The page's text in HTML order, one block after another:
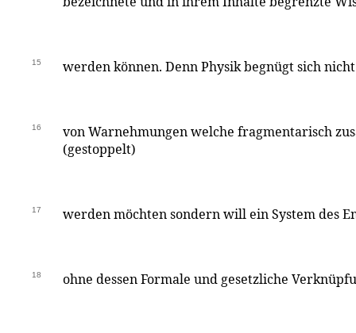
15 werden können. Denn Physik begnügt sich
16
von Warnehmungen welche fragmentarisch
(gestoppelt)
17 werden möchten sondern will ein System des
18 ohne dessen Formale und gesetzliche